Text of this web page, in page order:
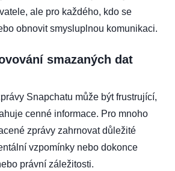
ale pro každého, kdo se
obnovit smysluplnou komunikaci.
smazaných dat
Snapchatu může být frustrující,
cenné informace. Pro mnoho
zprávy zahrnovat důležité
vzpomínky nebo dokonce
právní záležitosti.